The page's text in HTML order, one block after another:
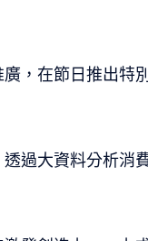
，在節日推出特
過大資料分析消